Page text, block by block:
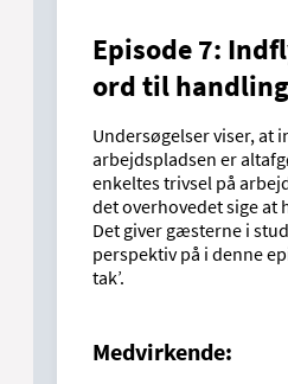
Episode 7:
ord til handling
Undersøgelser viser, at
arbejdspladsen er
enkeltes trivsel på
det overhovedet sige at
Det giver gæsterne i
perspektiv på i denne
tak’.
Medvirkende: